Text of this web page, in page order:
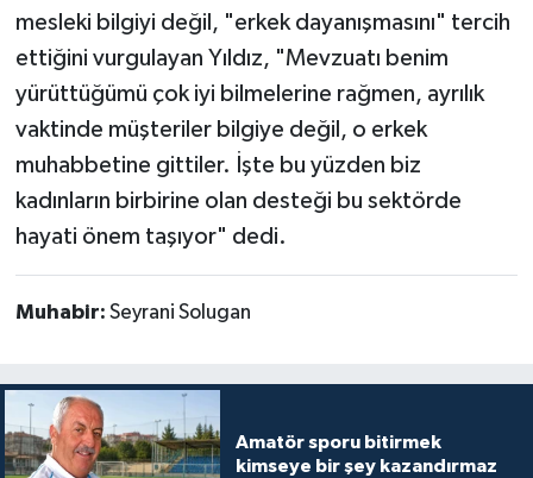
mesleki bilgiyi değil, "erkek dayanışmasını" tercih
ettiğini vurgulayan Yıldız, "Mevzuatı benim
yürüttüğümü çok iyi bilmelerine rağmen, ayrılık
vaktinde müşteriler bilgiye değil, o erkek
muhabbetine gittiler. İşte bu yüzden biz
kadınların birbirine olan desteği bu sektörde
hayati önem taşıyor" dedi.
Muhabir: Seyrani Solugan
Amatör sporu bitirmek
kimseye bir şey kazandırmaz